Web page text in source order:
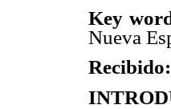
Key
Nueva
Recibido: